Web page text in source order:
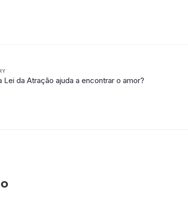
Lei da Atração ajuda a encontrar o amor?